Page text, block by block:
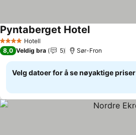
4 StjernerHotell
Pyntaberget Hotel
8,0 Veldig bra 5 Sør-Fron
Velg datoer for å se nøyaktige priser